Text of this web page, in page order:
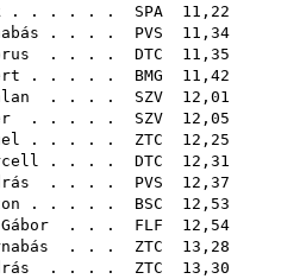
. . . . . . SPA 11,22
. . . . PVS 11,34
. . . . DTC 11,35
. . . . . BMG 11,42
. . . . SZV 12,01
. . . . . SZV 12,05
. . . . . ZTC 12,25
. . . . DTC 12,31
. . . . PVS 12,37
. . . . . BSC 12,53
. . . FLF 12,54
. . . ZTC 13,28
. . . . ZTC 13,30